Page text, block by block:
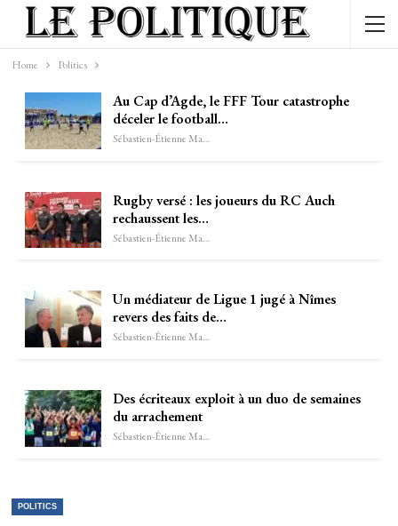
Home Politics
Au Cap d’Agde, le FFF Tour catastrophe
déceler le football…
Sébastien-Étienne Marechal
Rugby versé : les joueurs du RC Auch
rechaussent les…
Sébastien-Étienne Marechal
Un médiateur de Ligue 1 jugé à Nîmes
revers des faits de…
Sébastien-Étienne Marechal
Des écriteaux exploit à un duo de semaines
du arrachement
Sébastien-Étienne Marechal
POLITICS